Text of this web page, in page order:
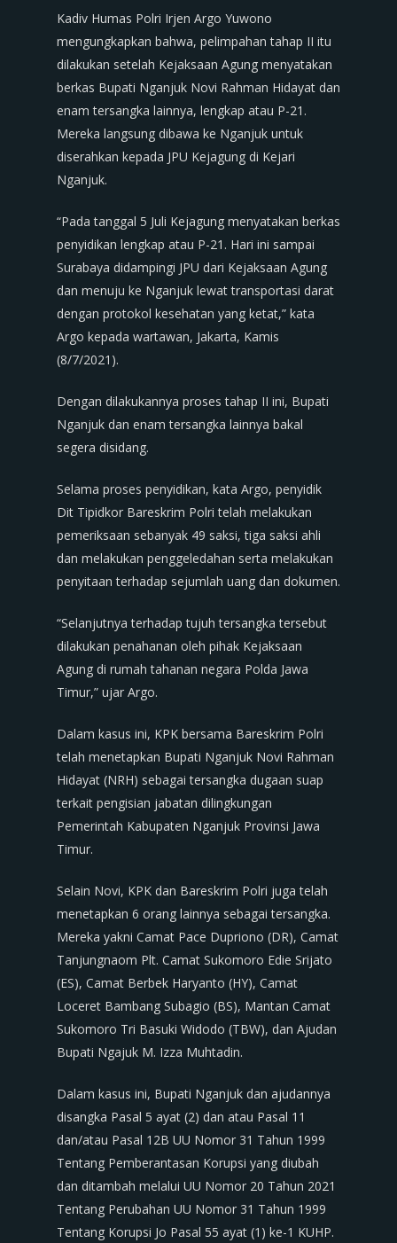
Kadiv Humas Polri Irjen Argo Yuwono
mengungkapkan bahwa, pelimpahan tahap II itu
dilakukan setelah Kejaksaan Agung menyatakan
berkas Bupati Nganjuk Novi Rahman Hidayat dan
enam tersangka lainnya, lengkap atau P-21.
Mereka langsung dibawa ke Nganjuk untuk
diserahkan kepada JPU Kejagung di Kejari
Nganjuk.
“Pada tanggal 5 Juli Kejagung menyatakan berkas
penyidikan lengkap atau P-21. Hari ini sampai
Surabaya didampingi JPU dari Kejaksaan Agung
dan menuju ke Nganjuk lewat transportasi darat
dengan protokol kesehatan yang ketat,” kata
Argo kepada wartawan, Jakarta, Kamis
(8/7/2021).
Dengan dilakukannya proses tahap II ini, Bupati
Nganjuk dan enam tersangka lainnya bakal
segera disidang.
Selama proses penyidikan, kata Argo, penyidik
Dit Tipidkor Bareskrim Polri telah melakukan
pemeriksaan sebanyak 49 saksi, tiga saksi ahli
dan melakukan penggeledahan serta melakukan
penyitaan terhadap sejumlah uang dan dokumen.
“Selanjutnya terhadap tujuh tersangka tersebut
dilakukan penahanan oleh pihak Kejaksaan
Agung di rumah tahanan negara Polda Jawa
Timur,” ujar Argo.
Dalam kasus ini, KPK bersama Bareskrim Polri
telah menetapkan Bupati Nganjuk Novi Rahman
Hidayat (NRH) sebagai tersangka dugaan suap
terkait pengisian jabatan dilingkungan
Pemerintah Kabupaten Nganjuk Provinsi Jawa
Timur.
Selain Novi, KPK dan Bareskrim Polri juga telah
menetapkan 6 orang lainnya sebagai tersangka.
Mereka yakni Camat Pace Dupriono (DR), Camat
Tanjungnaom Plt. Camat Sukomoro Edie Srijato
(ES), Camat Berbek Haryanto (HY), Camat
Loceret Bambang Subagio (BS), Mantan Camat
Sukomoro Tri Basuki Widodo (TBW), dan Ajudan
Bupati Ngajuk M. Izza Muhtadin.
Dalam kasus ini, Bupati Nganjuk dan ajudannya
disangka Pasal 5 ayat (2) dan atau Pasal 11
dan/atau Pasal 12B UU Nomor 31 Tahun 1999
Tentang Pemberantasan Korupsi yang diubah
dan ditambah melalui UU Nomor 20 Tahun 2021
Tentang Perubahan UU Nomor 31 Tahun 1999
Tentang Korupsi Jo Pasal 55 ayat (1) ke-1 KUHP.